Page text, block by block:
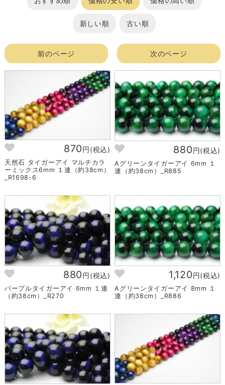
新しい順 古い順
前のページ 次のページ
870円(税込)
天然石 タイガーアイ マルチカラ
ーミックス6mm １連（約38cm）
_R1698-6
880円(税込)
Aグリーンタイガーアイ 6mm １
連（約38cm）_R885
880円(税込)
パープルタイガーアイ 6mm １連
（約38cm）_R270
1,120円(税込)
Aグリーンタイガーアイ 8mm １
連（約38cm）_R886